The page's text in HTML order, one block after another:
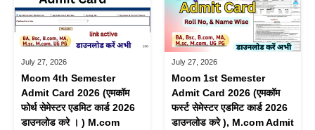
July 27, 2026
Mcom 4th Semester
Admit Card 2026 (एमकॉम
फोर्थ सेमेस्टर एडमिट कार्ड 2026
डाउनलोड करे । ) M.com
July 27, 2026
Mcom 1st Semester
Admit Card 2026 (एमकॉम
फर्स्ट सेमेस्टर एडमिट कार्ड 2026
डाउनलोड करे ), M.com Admit